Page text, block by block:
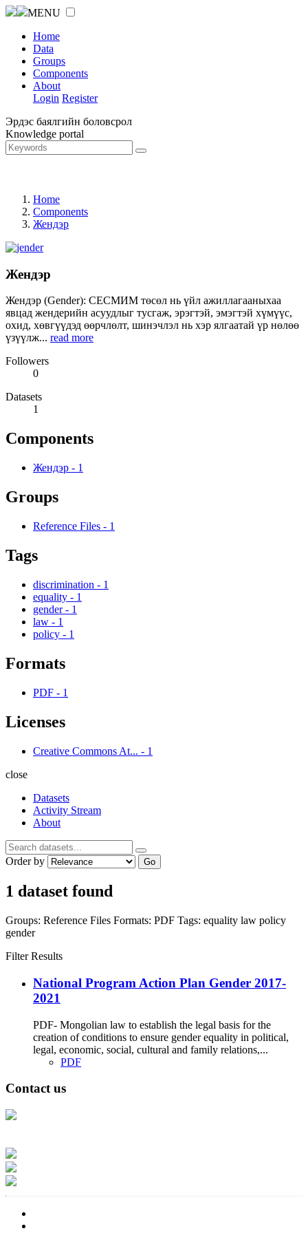
MENU
Home
Data
Groups
Components
About
Login Register
Эрдэс баялгийн боловсрол
Knowledge portal
Home
Components
Жендэр
Жендэр
Жендэр (Gender): СЕСМИМ төсөл нь үйл ажиллагааныхаа
явцад жендерийн асуудлыг тусгаж, эрэгтэй, эмэгтэй хүмүүс,
охид, хөвгүүдэд өөрчлөлт, шинэчлэл нь хэр ялгаатай үр нөлөө
үзүүлж... read more
Followers
0
Datasets
1
Components
Жендэр - 1
Groups
Reference Files - 1
Tags
discrimination - 1
equality - 1
gender - 1
law - 1
policy - 1
Formats
PDF - 1
Licenses
Creative Commons At... - 1
close
Datasets
Activity Stream
About
Order by Go
1 dataset found
Groups: Reference Files Formats: PDF Tags: equality law policy
gender
Filter Results
National Program Action Plan Gender 2017-
2021
PDF- Mongolian law to establish the legal basis for the
creation of conditions to ensure gender equality in political,
legal, economic, social, cultural and family relations,...
PDF
Contact us